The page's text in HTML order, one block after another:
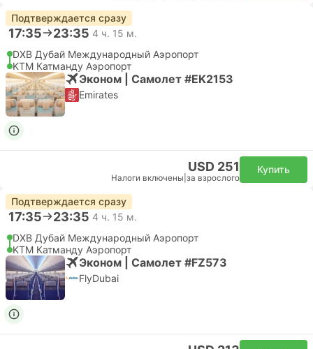
Подтверждается сразу
17:35 23:35 4 ч. 15 м.
DXB Дубай Международный Аэропорт
KTM Катманду Аэропорт
Эконом | Самолет #EK2153
Emirates
USD 251
Налоги включены за взрослого
Купить
Подтверждается сразу
17:35 23:35 4 ч. 15 м.
DXB Дубай Международный Аэропорт
KTM Катманду Аэропорт
Эконом | Самолет #FZ573
FlyDubai